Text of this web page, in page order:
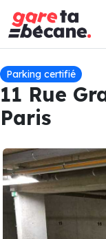
Parking certifié
11 Rue
Paris